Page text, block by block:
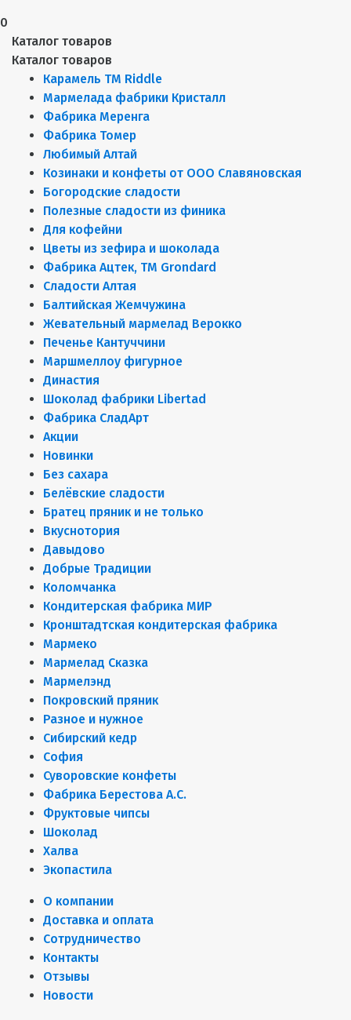
0
Каталог товаров
Каталог товаров
Карамель ТМ Riddle
Мармелада фабрики Кристалл
Фабрика Меренга
Фабрика Томер
Любимый Алтай
Козинаки и конфеты от ООО Славяновская
Богородские сладости
Полезные сладости из финика
Для кофейни
Цветы из зефира и шоколада
Фабрика Ацтек, ТМ Grondard
Сладости Алтая
Балтийская Жемчужина
Жевательный мармелад Верокко
Печенье Кантуччини
Маршмеллоу фигурное
Династия
Шоколад фабрики Libertad
Фабрика СладАрт
Акции
Новинки
Без сахара
Белёвские сладости
Братец пряник и не только
Вкуснотория
Давыдово
Добрые Традиции
Коломчанка
Кондитерская фабрика МИР
Кронштадтская кондитерская фабрика
Мармеко
Мармелад Сказка
Мармелэнд
Покровский пряник
Разное и нужное
Сибирский кедр
София
Суворовские конфеты
Фабрика Берестова А.С.
Фруктовые чипсы
Шоколад
Халва
Экопастила
О компании
Доставка и оплата
Сотрудничество
Контакты
Отзывы
Новости